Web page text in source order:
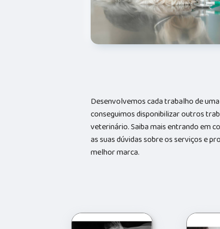
Desenvolvemos cada trabalho de
conseguimos disponibilizar outros
veterinário. Saiba mais entrando em
as suas dúvidas sobre os serviços e
melhor marca.